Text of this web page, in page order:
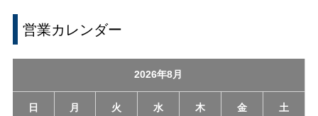
営業カレンダー
2026年8月
日 月 火 水 木 金 土